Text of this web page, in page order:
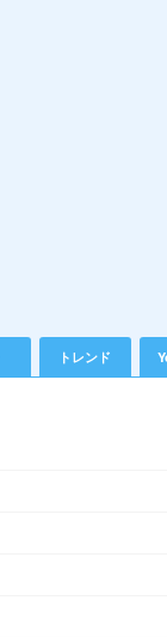
トレンド